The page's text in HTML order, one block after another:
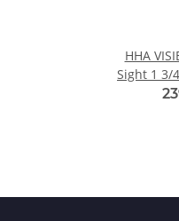
HHA VISIER
Sight 1 3/